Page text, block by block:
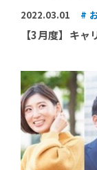
2022.03.01
【3月度】キ